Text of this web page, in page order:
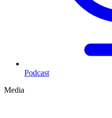
Podcast
Media